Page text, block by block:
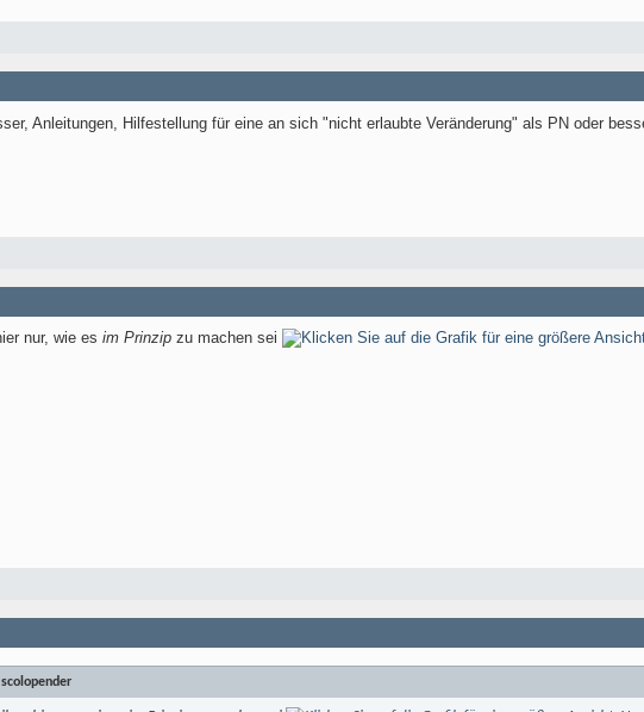
Anleitungen, Hilfestellung für eine an sich "nicht erlaubte Veränderung" als PN oder
nur, wie es im Prinzip zu machen sei
scolopender